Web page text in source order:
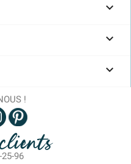



!
25-96